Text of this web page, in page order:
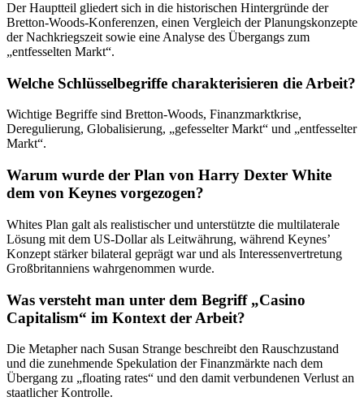
Der Hauptteil gliedert sich in die historischen Hintergründe der
Bretton-Woods-Konferenzen, einen Vergleich der Planungskonzepte
der Nachkriegszeit sowie eine Analyse des Übergangs zum
„entfesselten Markt“.
Welche Schlüsselbegriffe charakterisieren die Arbeit?
Wichtige Begriffe sind Bretton-Woods, Finanzmarktkrise,
Deregulierung, Globalisierung, „gefesselter Markt“ und „entfesselter
Markt“.
Warum wurde der Plan von Harry Dexter White
dem von Keynes vorgezogen?
Whites Plan galt als realistischer und unterstützte die multilaterale
Lösung mit dem US-Dollar als Leitwährung, während Keynes’
Konzept stärker bilateral geprägt war und als Interessenvertretung
Großbritanniens wahrgenommen wurde.
Was versteht man unter dem Begriff „Casino
Capitalism“ im Kontext der Arbeit?
Die Metapher nach Susan Strange beschreibt den Rauschzustand
und die zunehmende Spekulation der Finanzmärkte nach dem
Übergang zu „floating rates“ und den damit verbundenen Verlust an
staatlicher Kontrolle.